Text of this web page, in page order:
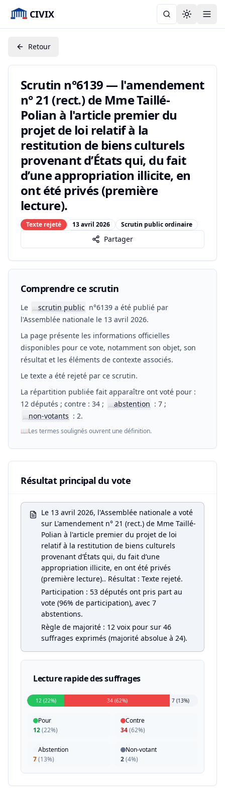
CIVIX Toggle
Retour
Scrutin n°6139 — l'amendement
n° 21 (rect.) de Mme Taillé-
Polian à l'article premier du
projet de loi relatif à la
restitution de biens culturels
provenant d’États qui, du fait
d’une appropriation illicite, en
ont été privés (première
lecture).
Texte rejeté 13 avril 2026 Scrutin public ordinaire
Partager
Comprendre ce scrutin
Le 📖scrutin public n°6139 a été publié par
l'Assemblée nationale le 13 avril 2026.
La page présente les informations officielles
disponibles pour ce vote, notamment son objet, son
résultat et les éléments de contexte associés.
Le texte a été rejeté par ce scrutin.
La répartition publiée fait apparaître ont voté pour :
12 députés ; contre : 34 ;
📖abstention : 7 ;
📖non-votants : 2.
📖Les termes soulignés ouvrent une définition.
Résultat principal du vote
Le 13 avril 2026, l'Assemblée nationale a voté
sur L'amendement n° 21 (rect.) de Mme Taillé-
Polian à l'article premier du projet de loi
relatif à la restitution de biens culturels
provenant d’États qui, du fait d’une
appropriation illicite, en ont été privés
(première lecture).. Résultat : Texte rejeté.
Participation : 53 députés ont pris part au
vote (96% de participation), avec 7
abstentions.
Règle de majorité : 12 voix pour sur 46
suffrages exprimés (majorité absolue à 24).
Lecture rapide des suffrages
12 (22%) 34 (62%) 7 (13%)
Pour
12(22%)
Contre
34(62%)
Abstention
7(13%)
Non-votant
2(4%)